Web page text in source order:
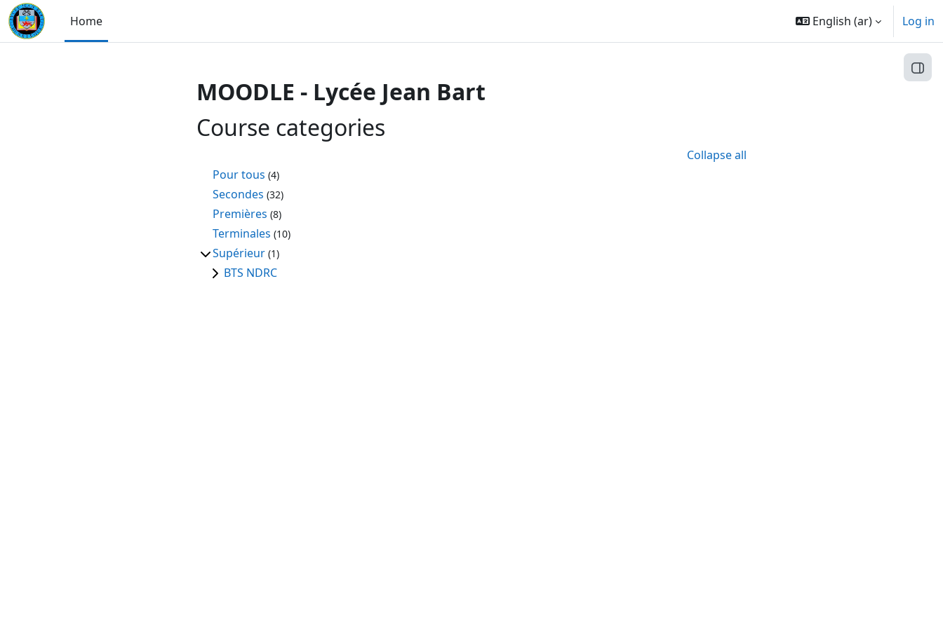
Skip to main content
Home
English ‎(ar)‎ Log in
MOODLE - Lycée Jean Bart
Course categories
Collapse all
Pour tous (4)
Secondes (32)
Premières (8)
Terminales (10)
Supérieur (1)
BTS NDRC